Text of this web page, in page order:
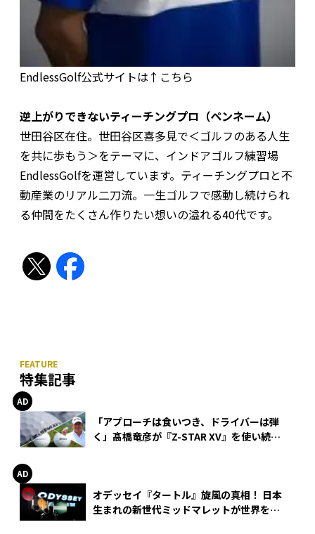
EndlessGolf公式サイトは↑こちら
逆上がりできないティーチングプロ（ペンネーム）
世田谷区在住。世田谷区喜多見で＜ゴルフのある人生
を共に歩もう＞をテーマに、インドアゴルフ練習場
EndlessGolfを運営しています。ティーチングプロと不
動産業のリアル二刀流。一生ゴルフで感動し続けられ
る仲間をたくさん作りたい想いの溢れる40代です。
特集記事
「アプローチは食いつき、ドライバーは弾
く」髙橋竜彦が『Z-STAR XV』を使い続け
オデッセイ『タートル』旋風の真相！ 日本
生まれの新世代ミッドマレットが世界を席